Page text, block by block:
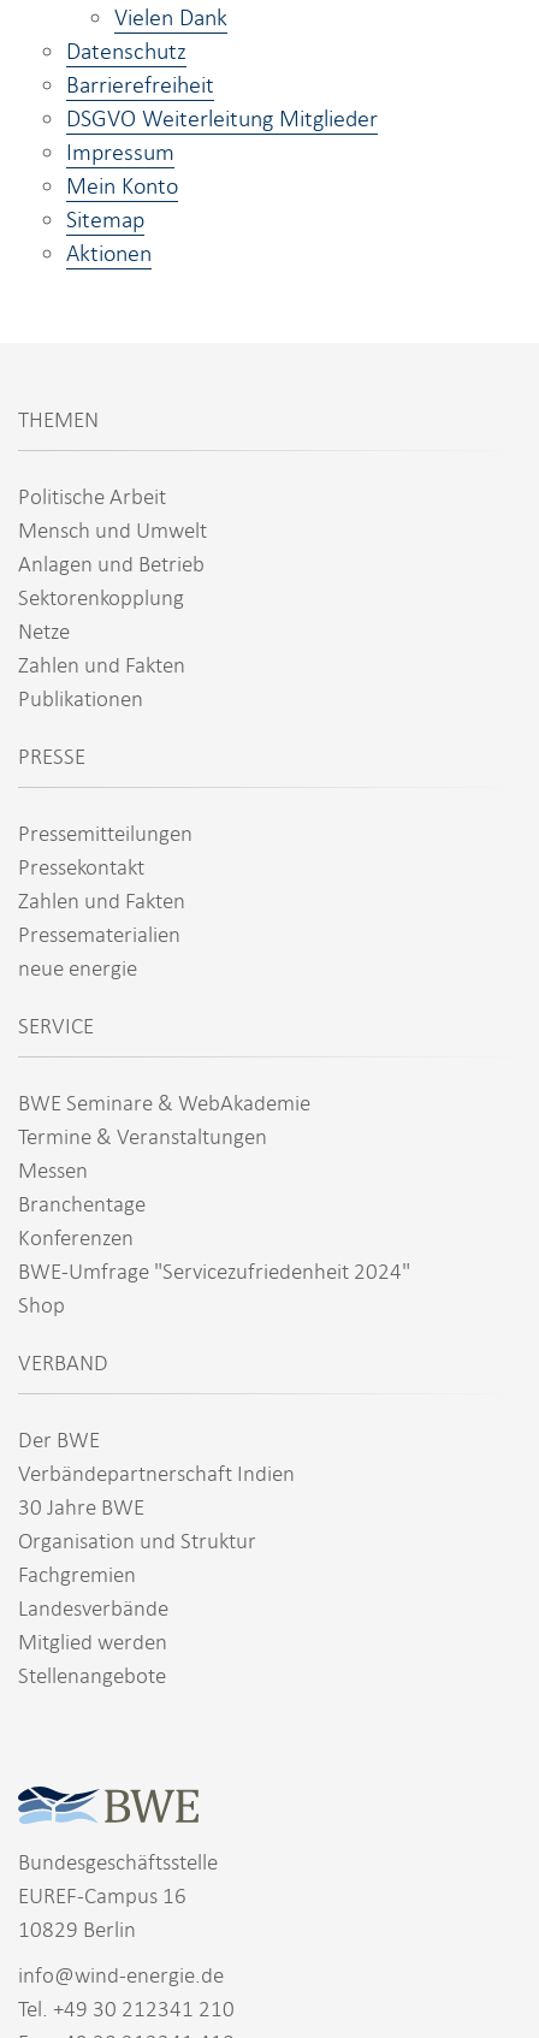
Vielen Dank
Datenschutz
Barrierefreiheit
DSGVO Weiterleitung Mitglieder
Impressum
Mein Konto
Sitemap
Aktionen
THEMEN
Politische Arbeit
Mensch und Umwelt
Anlagen und Betrieb
Sektorenkopplung
Netze
Zahlen und Fakten
Publikationen
PRESSE
Pressemitteilungen
Pressekontakt
Zahlen und Fakten
Pressematerialien
neue energie
SERVICE
BWE Seminare & WebAkademie
Termine & Veranstaltungen
Messen
Branchentage
Konferenzen
BWE-Umfrage "Servicezufriedenheit 2024"
Shop
VERBAND
Der BWE
Verbändepartnerschaft Indien
30 Jahre BWE
Organisation und Struktur
Fachgremien
Landesverbände
Mitglied werden
Stellenangebote
Bundesgeschäftsstelle
EUREF-Campus 16
10829 Berlin
info@wind-energie.de
Tel. +49 30 212341 210